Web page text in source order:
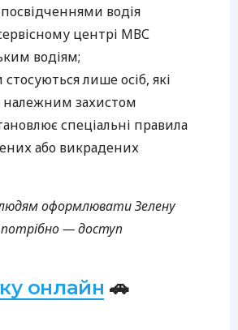
водія
центрі МВС
водіям;
лише осіб, які
належним захистом
спеціальні правила
або викрадених
оформлювати Зелену
— доступ
онлайн 🚗